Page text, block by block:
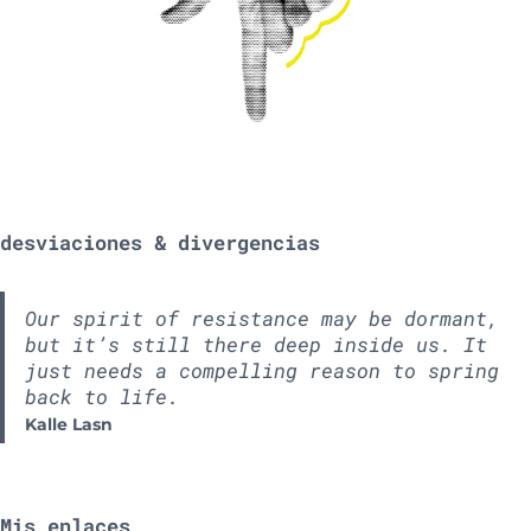
desviaciones & divergencias
Our spirit of resistance may be dormant,
but it’s still there deep inside us. It
just needs a compelling reason to spring
back to life.
Kalle Lasn